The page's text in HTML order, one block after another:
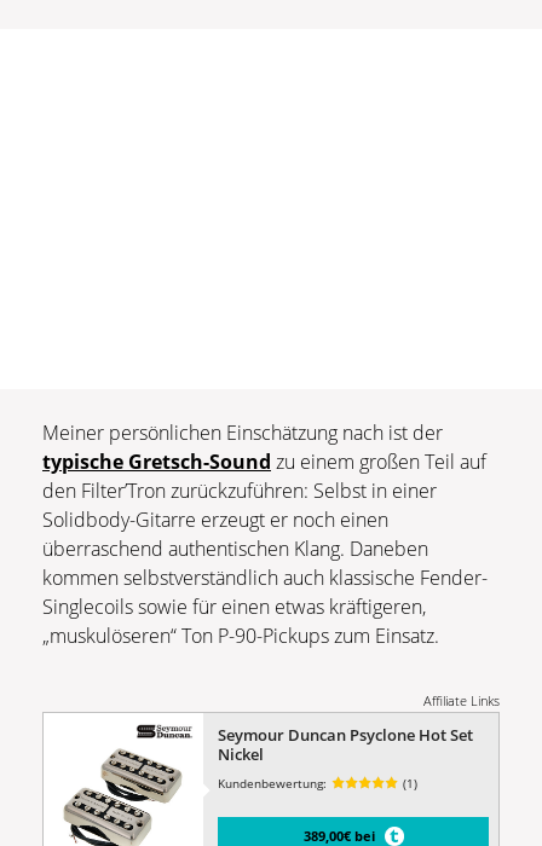
Meiner persönlichen Einschätzung nach ist der
typische Gretsch-Sound zu einem großen Teil auf
den Filter’Tron zurückzuführen: Selbst in einer
Solidbody-Gitarre erzeugt er noch einen
überraschend authentischen Klang. Daneben
kommen selbstverständlich auch klassische Fender-
Singlecoils sowie für einen etwas kräftigeren,
„muskulöseren“ Ton P-90-Pickups zum Einsatz.
Affiliate Links
Seymour Duncan Psyclone Hot Set
Nickel
Kundenbewertung: (1)
389,00€ bei